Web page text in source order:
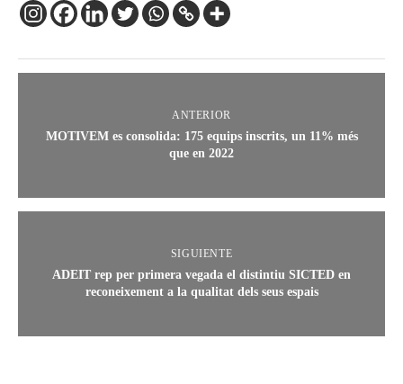
ANTERIOR
MOTIVEM es consolida: 175 equips inscrits, un 11% més
que en 2022
SIGUIENTE
ADEIT rep per primera vegada el distintiu SICTED en
reconeixement a la qualitat dels seus espais